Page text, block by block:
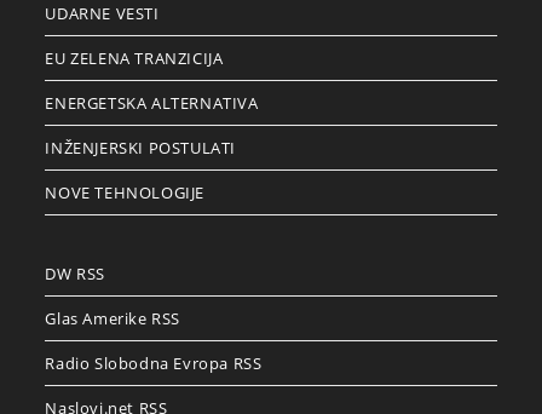
UDARNE VESTI
EU ZELENA TRANZICIJA
ENERGETSKA ALTERNATIVA
INŽENJERSKI POSTULATI
NOVE TEHNOLOGIJE
DW RSS
Glas Amerike RSS
Radio Slobodna Evropa RSS
Naslovi.net RSS